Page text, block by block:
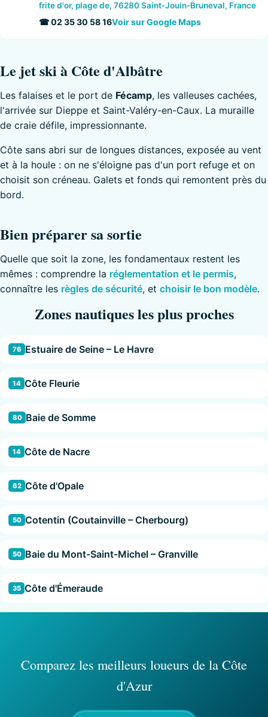
frite d'or, plage de, 76280 Saint-Jouin-Bruneval, France
☎ 02 35 30 58 16Voir sur Google Maps
Le jet ski à Côte d'Albâtre
Les falaises et le port de Fécamp, les valleuses cachées,
l'arrivée sur Dieppe et Saint-Valéry-en-Caux. La muraille
de craie défile, impressionnante.
Côte sans abri sur de longues distances, exposée au vent
et à la houle : on ne s'éloigne pas d'un port refuge et on
choisit son créneau. Galets et fonds qui remontent près du
bord.
Bien préparer sa sortie
Quelle que soit la zone, les fondamentaux restent les
mêmes : comprendre la réglementation et le permis,
connaître les règles de sécurité, et choisir le bon modèle.
Zones nautiques les plus proches
76 Estuaire de Seine – Le Havre
14 Côte Fleurie
80 Baie de Somme
14 Côte de Nacre
62 Côte d'Opale
50 Cotentin (Coutainville – Cherbourg)
50 Baie du Mont-Saint-Michel – Granville
35 Côte d'Émeraude
Comparez les meilleurs loueurs de la Côte
d'Azur